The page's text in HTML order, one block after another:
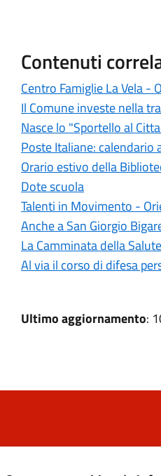
Contenuti
Centro Famiglie La Vela -
Il Comune investe nella
Nasce lo "Sportello al
Poste Italiane: calendario
Orario estivo della
Dote scuola
Talenti in Movimento -
Anche a San Giorgio
La Camminata della
Al via il corso di difesa
Ultimo aggiornamento: